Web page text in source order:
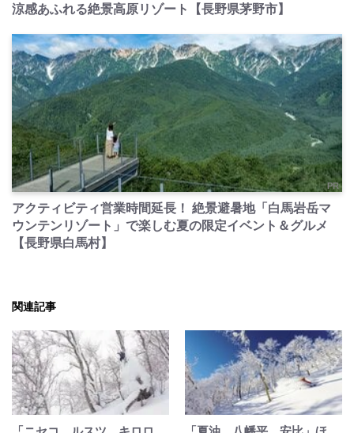
涼感あふれる絶景高原リゾート【長野県茅野市】
PR
アクティビティ営業時間延長！ 絶景避暑地「白馬岩岳マ
ウンテンリゾート」で楽しむ夏の限定イベント＆グルメ
【長野県白馬村】
関連記事